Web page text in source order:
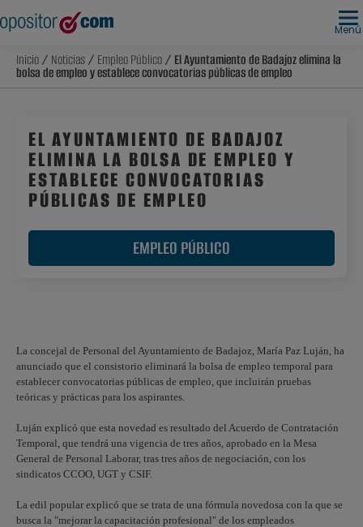
Menú
Inicio/ Noticias/ Empleo Público/ El Ayuntamiento de Badajoz elimina la
bolsa de empleo y establece convocatorias públicas de empleo
EL AYUNTAMIENTO DE BADAJOZ
ELIMINA LA BOLSA DE EMPLEO Y
ESTABLECE CONVOCATORIAS
PÚBLICAS DE EMPLEO
EMPLEO PÚBLICO
La concejal de Personal del Ayuntamiento de Badajoz, María Paz Luján, ha
anunciado que el consistorio eliminará la bolsa de empleo temporal para
establecer convocatorias públicas de empleo, que incluirán pruebas
teóricas y prácticas para los aspirantes.
Luján explicó que esta novedad es resultado del Acuerdo de Contratación
Temporal, que tendrá una vigencia de tres años, aprobado en la Mesa
General de Personal Laborar, tras tres años de negociación, con los
sindicatos CCOO, UGT y CSIF.
La edil popular explicó que se trata de una fórmula novedosa con la que se
busca la "mejorar la capacitación profesional" de los empleados